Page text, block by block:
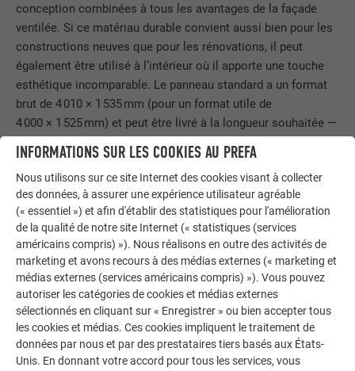
conception combinées à tous les avantages de la façade
ventilée. Si ce matériau durable convient aussi bien pour les
constructions neuves que pour les rénovations, il peut
également être utilisé à l’intérieur où il apporte une touche
esthétique incomparable. Le panneau standard a un format
brut de 4 010 × 1 535 mm (pour un format utile de
4 000 × 1 525 mm) et peut être livré à la longueur souhaitée —
véritable poids plume !
DE MULTIPLES TECHNIQUES DE MONTAGE ET
FAÇONNAGE
Les différentes techniques de montage possibles sont un
autre atout de ce produit : les panneaux composites en
aluminium PREFABOND peuvent être vissés ou collés sur
des sous-constructions en bois et également rivetés ou
vissés sur des sous-constructions en aluminium. On obtient
ainsi un ensemble homogène et élégant aussi bien sur de
INFORMATIONS SUR LES COOKIES AU PREFA
Nous utilisons sur ce site Internet des cookies visant à collecter
des données, à assurer une expérience utilisateur agréable
(« essentiel ») et afin d'établir des statistiques pour l'amélioration
de la qualité de notre site Internet (« statistiques (services
américains compris) »). Nous réalisons en outre des activités de
marketing et avons recours à des médias externes (« marketing et
médias externes (services américains compris) »). Vous pouvez
autoriser les catégories de cookies et médias externes
sélectionnés en cliquant sur « Enregistrer » ou bien accepter tous
les cookies et médias. Ces cookies impliquent le traitement de
données par nous et par des prestataires tiers basés aux États-
Unis. En donnant votre accord pour tous les services, vous